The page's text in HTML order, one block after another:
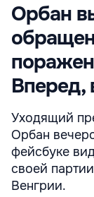
Орбан
Вперед,
Уходящий
Орбан
фейсбуке
своей
Венгрии.